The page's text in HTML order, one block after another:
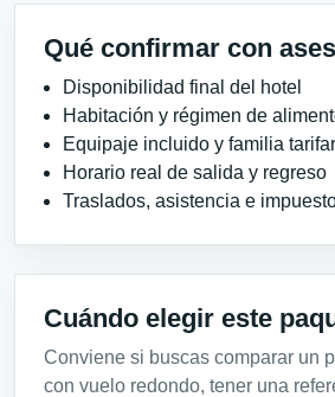
Qué confirmar con
Disponibilidad final del hotel
Habitación y régimen de
Equipaje incluido y familia
Horario real de salida y regreso
Traslados, asistencia e
Cuándo elegir este
Conviene si buscas comparar un
con vuelo redondo, tener una